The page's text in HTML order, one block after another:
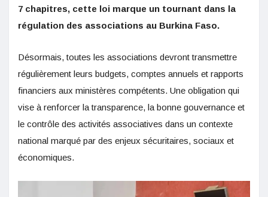
7 chapitres, cette loi marque un tournant dans la
régulation des associations au Burkina Faso.
Désormais, toutes les associations devront transmettre
régulièrement leurs budgets, comptes annuels et rapports
financiers aux ministères compétents. Une obligation qui
vise à renforcer la transparence, la bonne gouvernance et
le contrôle des activités associatives dans un contexte
national marqué par des enjeux sécuritaires, sociaux et
économiques.